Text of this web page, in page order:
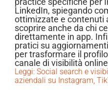
LinkedIn, spiegando
ottimizzate e contenuti
scoprire anche da chi
direttamente in app.
pratici su
per trasformare il
canale di visibilità
Leggi: Social search e
aziendali su Instagram,